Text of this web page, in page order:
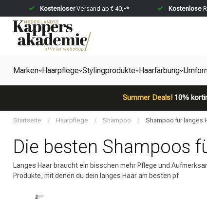
KostenloserVersand ab € 40,-* Kostenlose
Marken Haarpflege Stylingprodukte Haarfärbung
Summer Deals!10%
Startseite / Haarpflege / Shampoo / Shampoo für langes
Die besten Shampoos
Langes Haar braucht ein bisschen mehr Pflege und
Produkte, mit denen du dein langes Haar am besten pf